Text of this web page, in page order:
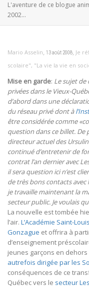
L'aventure de ce blogue
2002...
Mario Asselin, 13 août 2008, Je
scolaire", "La vie la vie en
Mise en garde: Le sujet de
privées dans le Vieux-
d’abord dans une
du réseau privé dont à
être considérée comme
question dans ce billet. De
directeur actuel des
continué d’entretenir de
contrat l’an dernier avec
il sera question ici n’est
de très bons contacts avec
je travaille maintenant la
secteur public. Je voulais
La nouvelle est tombée
l’air. L’Académie Saint-
Gonzague et offrira à
d’enseignement
jeunes garçons en
autrefois dirigée par les
conséquences de ce
Québec vers le secteur